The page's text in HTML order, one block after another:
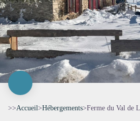
>>Accueil>Hébergements>Ferme du Val de